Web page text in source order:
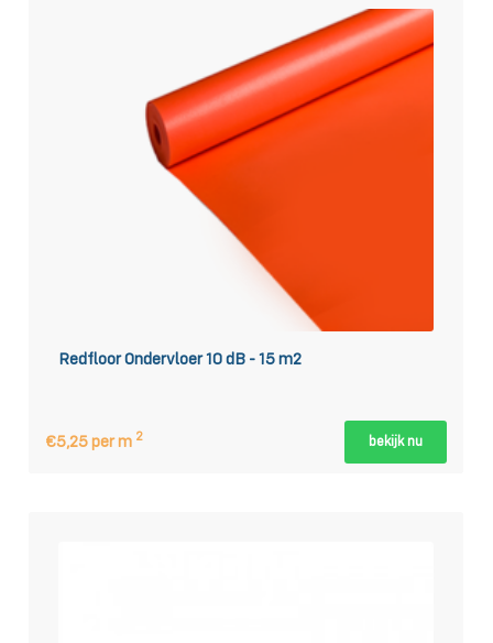
Redfloor Ondervloer 10 dB - 15 m2
€5,25 per m 2 bekijk nu